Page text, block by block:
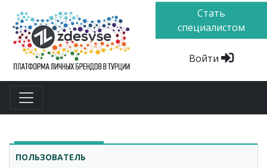
Стать
специалистом
Войти
ПОЛЬЗОВАТЕЛЬ